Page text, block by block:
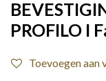
PROFILO I
Toevoegen aan